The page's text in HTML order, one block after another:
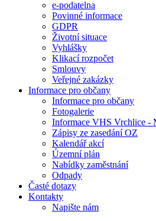
e-podatelna
Povinné informace
GDPR
Životní situace
Vyhlášky
Klikací rozpočet
Smlouvy
Veřejné zakázky
Informace pro občany
Informace pro občany
Fotogalerie
Informace VHS Vrchlice -
Zápisy ze zasedání OZ
Kalendář akcí
Územní plán
Nabídky zaměstnání
Odpady
Časté dotazy
Kontakty
Napište nám